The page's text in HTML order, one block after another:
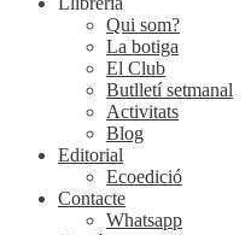
Qui som?
La botiga
El Club
Butlletí setmanal
Activitats
Blog
Editorial
Ecoedició
Contacte
Whatsapp